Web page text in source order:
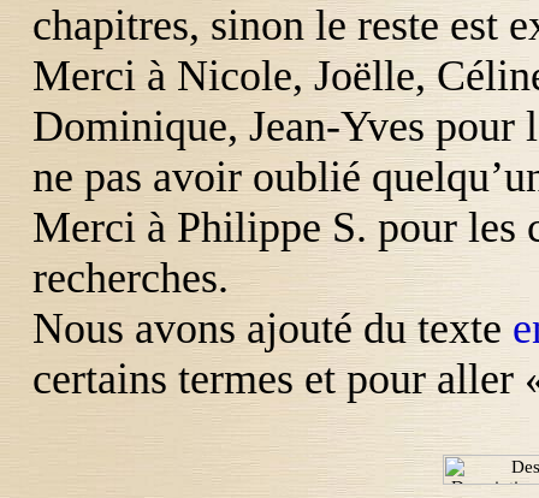
chapitres, sinon le reste est
Merci à Nicole, Joëlle,
Dominique, Jean-Yves pour
ne pas avoir oublié
Merci à Philippe S. pour les
recherches.
Nous avons ajouté du texte
certains termes et pour aller